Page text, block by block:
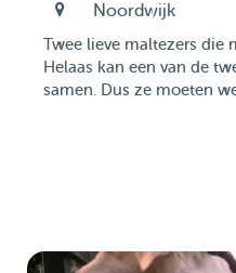
Noordwijk
Twee lieve maltezers die
Helaas kan een van de
samen. Dus ze moeten